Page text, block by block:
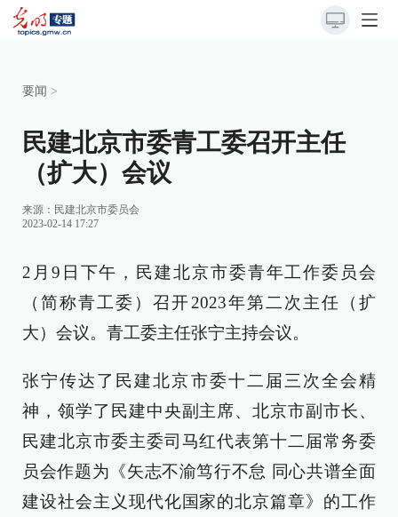
要闻 >
民建北京市委青工委召开主任
（扩大）会议
来源： 民建北京市委员会
2023-02-14 17:27
2月9日下午，民建北京市委青年工作委员会
（简称青工委）召开2023年第二次主任（扩
大）会议。青工委主任张宁主持会议。
张宁传达了民建北京市委十二届三次全会精
神，领学了民建中央副主席、北京市副市长、
民建北京市委主委司马红代表第十二届常务委
员会作题为《矢志不渝笃行不怠 同心共谱全面
建设社会主义现代化国家的北京篇章》的工作